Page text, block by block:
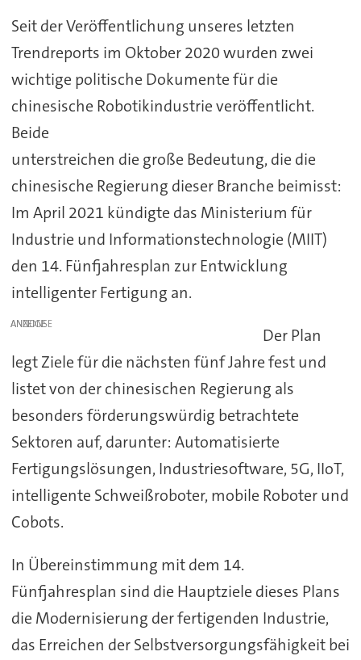
Seit der Veröffentlichung unseres letzten
Trendreports im Oktober 2020 wurden zwei
wichtige politische Dokumente für die
chinesische Robotikindustrie veröffentlicht.
Beide
unterstreichen die große Bedeutung, die die
chinesische Regierung dieser Branche beimisst:
Im April 2021 kündigte das Ministerium für
Industrie und Informationstechnologie (MIIT)
den 14. Fünfjahresplan zur Entwicklung
intelligenter Fertigung an.
ANZEIGE
Der Plan
legt Ziele für die nächsten fünf Jahre fest und
listet von der chinesischen Regierung als
besonders förderungswürdig betrachtete
Sektoren auf, darunter: Automatisierte
Fertigungslösungen, Industriesoftware, 5G, IIoT,
intelligente Schweißroboter, mobile Roboter und
Cobots.
In Übereinstimmung mit dem 14.
Fünfjahresplan sind die Hauptziele dieses Plans
die Modernisierung der fertigenden Industrie,
das Erreichen der Selbstversorgungsfähigkeit bei